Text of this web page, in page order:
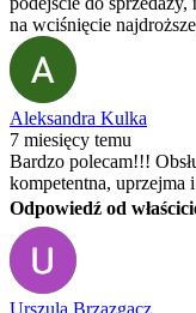
na wciśnięcie
Aleksandra Kulka
7 miesięcy temu
Bardzo polecam!!!
kompetentna, uprzejma
Odpowiedź od
Urszula Brzazgacz